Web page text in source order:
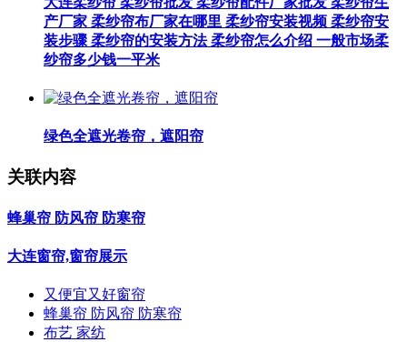
产厂家 柔纱帘布厂家在哪里 柔纱帘安装视频 柔纱帘安
装步骤 柔纱帘的安装方法 柔纱帘怎么介绍 一般市场柔
纱帘多少钱一平米
绿色全遮光卷帘，遮阳帘
关联内容
蜂巢帘 防风帘 防寒帘
大连窗帘,窗帘展示
又便宜又好窗帘
蜂巢帘 防风帘 防寒帘
布艺 家纺